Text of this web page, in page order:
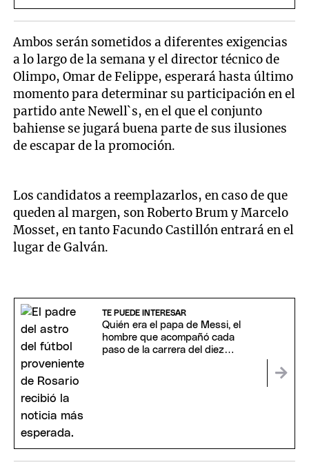
Ambos serán sometidos a diferentes exigencias
a lo largo de la semana y el director técnico de
Olimpo, Omar de Felippe, esperará hasta último
momento para determinar su participación en el
partido ante Newell`s, en el que el conjunto
bahiense se jugará buena parte de sus ilusiones
de escapar de la promoción.
Los candidatos a reemplazarlos, en caso de que
queden al margen, son Roberto Brum y Marcelo
Mosset, en tanto Facundo Castillón entrará en el
lugar de Galván.
TE PUEDE INTERESAR
Quién era el papa de Messi, el
hombre que acompañó cada
paso de la carrera del diez